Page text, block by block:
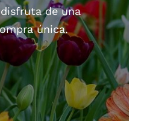
de una
única.